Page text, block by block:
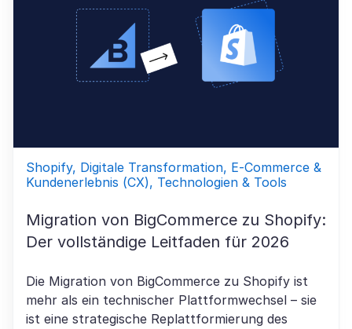
Shopify, Digitale Transformation, E-Commerce &
Kundenerlebnis (CX), Technologien & Tools
Migration von BigCommerce zu Shopify:
Der vollständige Leitfaden für 2026
Die Migration von BigCommerce zu Shopify ist
mehr als ein technischer Plattformwechsel – sie
ist eine strategische Replattformierung des